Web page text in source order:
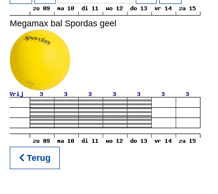
Megamax bal Spordas geel
Terug